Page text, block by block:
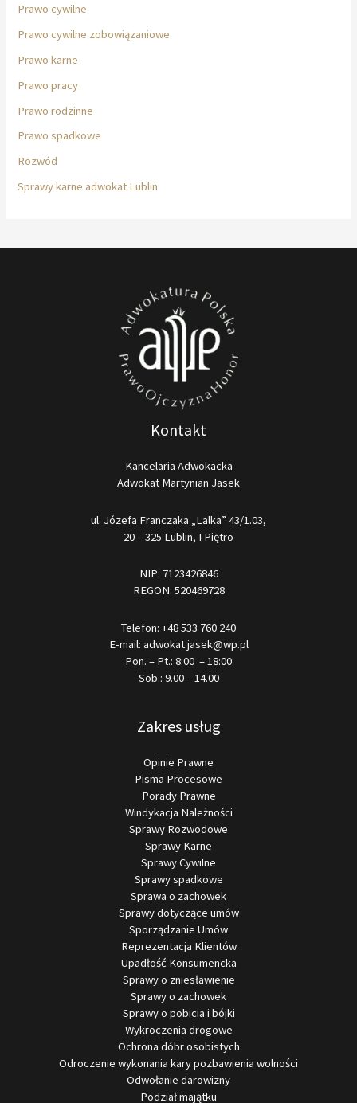
Prawo cywilne
Prawo cywilne zobowiązaniowe
Prawo karne
Prawo pracy
Prawo rodzinne
Prawo spadkowe
Rozwód
Sprawy karne adwokat Lublin
Kontakt
Kancelaria Adwokacka
Adwokat Martynian Jasek
ul. Józefa Franczaka „Lalka” 43/1.03,
20 – 325 Lublin, I Piętro
NIP: 7123426846
REGON: 520469728
Telefon: +48 533 760 240
E-mail: adwokat.jasek@wp.pl
Pon. – Pt.: 8:00 – 18:00
Sob.: 9.00 – 14.00
Zakres usług
Opinie Prawne
Pisma Procesowe
Porady Prawne
Windykacja Należności
Sprawy Rozwodowe
Sprawy Karne
Sprawy Cywilne
Sprawy spadkowe
Sprawa o zachowek
Sprawy dotyczące umów
Sporządzanie Umów
Reprezentacja Klientów
Upadłość Konsumencka
Sprawy o zniesławienie
Sprawy o zachowek
Sprawy o pobicia i bójki
Wykroczenia drogowe
Ochrona dóbr osobistych
Odroczenie wykonania kary pozbawienia wolności
Odwołanie darowizny
Podział majątku